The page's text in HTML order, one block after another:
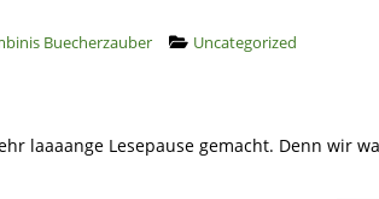
Buecherzauber Uncategorized
laaaange Lesepause gemacht. Denn wir